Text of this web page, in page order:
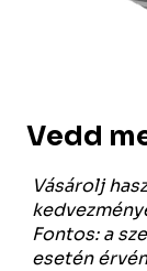
Vedd
Vásárolj
Fontos: a
esetén